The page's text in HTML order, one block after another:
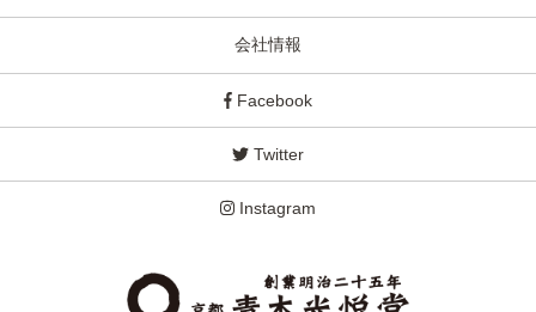
会社情報
Facebook
Twitter
Instagram